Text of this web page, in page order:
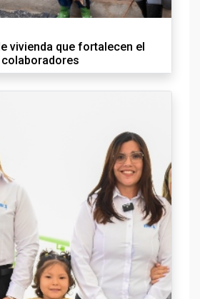
vivienda que fortalecen el